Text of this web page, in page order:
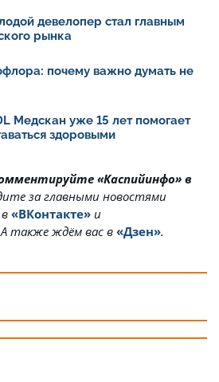
девелопер стал главным
рынка
почему важно думать не
Медскан уже 15 лет помогает
здоровыми
«Каспийинфо» в
за главными новостями
«ВКонтакте» и
также ждём вас в «Дзен».